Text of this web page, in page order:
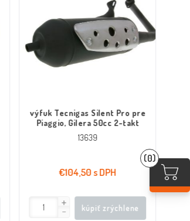
(0)
výfuk Tecnigas Silent Pro pre
Piaggio, Gilera 50cc 2-takt
13639
€104,50 s DPH
kúpiť zrýchlene